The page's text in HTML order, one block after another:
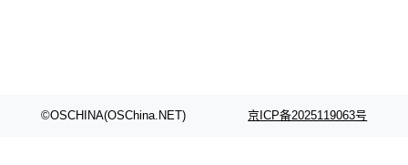
©OSCHINA(OSChina.NET) 京ICP备2025119063号